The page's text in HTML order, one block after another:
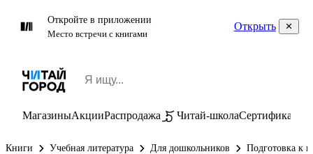
Откройте в приложении
Место встречи с книгами
Открыть
МагазиныАкцииРаспродажа Читай-школаСертификаты
Книги Учебная литература Для дошкольников Подготовка к